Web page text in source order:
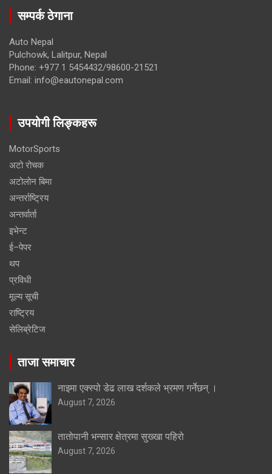
सम्पर्क ठेगाना
Auto Nepal
Pulchowk, Lalitpur, Nepal
Phone: +977 1 5454432/98600-21521
Email: info@eautonepal.com
उपयोगी लिङ्कहरू
MotorSports
अटो रोचक
अटोलोन बिमा
अन्तर्राष्ट्रिय
अन्तर्वार्ता
इभेन्ट
ई–पेपर
थप
प्रविधी
मूल्य सूची
राष्ट्रिय
सेलिब्रेटिज
ताजा समाचार
नाइमा एक्स्पो डेढ लाख दर्शकले भ्रमण गर्नेछन् ।
August 7, 2026
तातोपानी भन्सार क्षेत्रमा सुख्खा पहिरो
August 7, 2026